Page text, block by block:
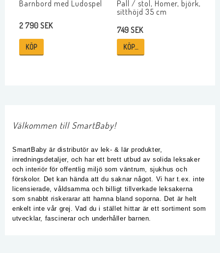
Barnbord med Ludospel
2 790 SEK
KÖP
Pall / stol, Homer, björk,
sitthöjd 35 cm
749 SEK
KÖP…
Välkommen till SmartBaby!
SmartBaby är distributör av lek- & lär produkter,
inredningsdetaljer, och har ett brett utbud av solida leksaker
och interiör för offentlig miljö som väntrum, sjukhus och
förskolor. Det kan hända att du saknar något. Vi har t.ex. inte
licensierade, våldsamma och billigt tillverkade leksakerna
som snabbt riskerarar att hamna bland soporna. Det är helt
enkelt inte vår grej. Vad du i stället hittar är ett sortiment som
utvecklar, fascinerar och underhåller barnen.